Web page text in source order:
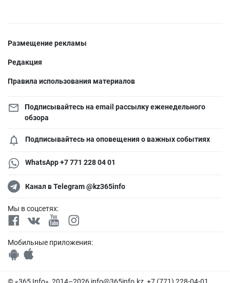
Размещение рекламы
Редакция
Правила использования материалов
Подписывайтесь на email рассылку еженедельного
обзора
Подписывайтесь на оповещения о важных событиях
WhatsApp +7 771 228 04 01
Канал в Telegram @kz365info
Мы в соцсетях:
Мобильные приложения: